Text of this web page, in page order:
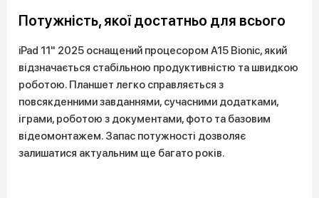
Потужність, якої достатньо для всього
iPad 11" 2025 оснащений процесором A15 Bionic, який
відзначається стабільною продуктивністю та швидкою
роботою. Планшет легко справляється з
повсякденними завданнями, сучасними додатками,
іграми, роботою з документами, фото та базовим
відеомонтажем. Запас потужності дозволяє
залишатися актуальним ще багато років.